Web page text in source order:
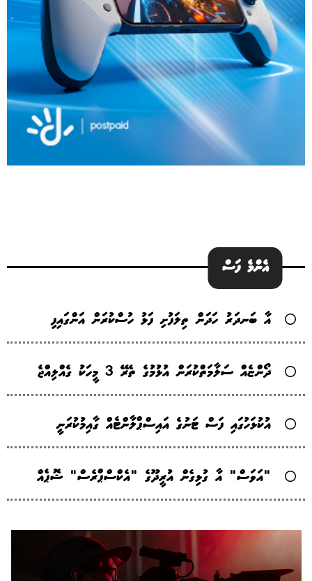
އެންމެ ފަސް
އާ ބަނދަރު ހަދަން ތިލަފުށި ފަޅު ހުސްކުރަން އަންގައިފި
ދޯންޏެއް ސަލާމަތްކުރަން އުޅުމުގެ ތެރޭ 3 މީހަކު ގެއްލިއްޖެ
އުކުޅަހުގައި ފަސް ޓަނުގެ އައިސްޕްލާންޓެއް ގާއިމުކުރަނީ
"އަވަސް" އާ ގުޅިގެން އުރީދޫގެ "އެކްސްޕްރެސް" ޝޮޕެއް